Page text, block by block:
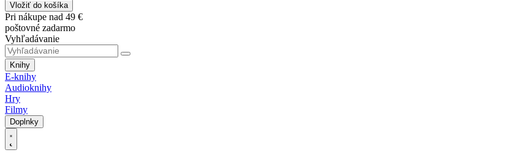
Vložiť do košíka
Pri nákupe nad 49 €
poštovné zadarmo
Vyhľadávanie
Knihy
E-knihy
Audioknihy
Hry
Filmy
Doplnky